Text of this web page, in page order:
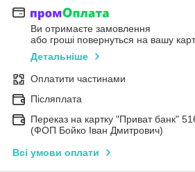
Ви отримаєте замовлення
або гроші повернуться на вашу
Детальніше
Оплатити частинами
Післяплата
Переказ на картку "Приват банк"
(ФОП Бойко Іван Дмитрович)
Всі умови оплати